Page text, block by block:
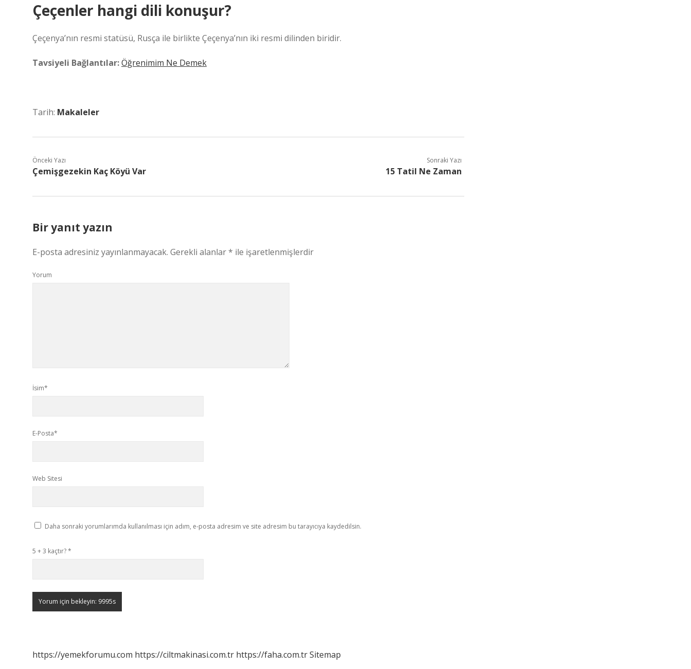
Çeçenler hangi dili konuşur?
Çeçenya’nın resmi statüsü, Rusça ile birlikte Çeçenya’nın iki resmi dilinden biridir.
Tavsiyeli Bağlantılar:Öğrenimim Ne Demek
Tarih: Makaleler
Önceki Yazı
Çemişgezekin Kaç Köyü Var
Sonraki Yazı
15 Tatil Ne Zaman
Bir yanıt yazın
E-posta adresiniz yayınlanmayacak. Gerekli alanlar* ile işaretlenmişlerdir
Yorum
İsim*
E-Posta*
Web Sitesi
Daha sonraki yorumlarımda kullanılması için adım, e-posta adresim ve site adresim bu tarayıcıya kaydedilsin.
5 + 3 kaçtır?*
https://yemekforumu.com https://ciltmakinasi.com.tr https://faha.com.trSitemap